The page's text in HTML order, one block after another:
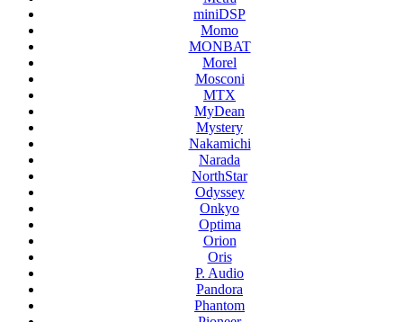
miniDSP
Momo
MONBAT
Morel
Mosconi
MTX
MyDean
Mystery
Nakamichi
Narada
NorthStar
Odyssey
Onkyo
Optima
Orion
Oris
P. Audio
Pandora
Phantom